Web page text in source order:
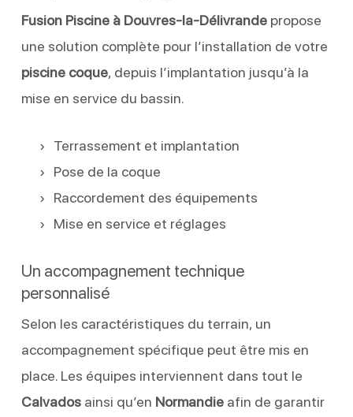
Fusion Piscine à Douvres-la-Délivrandepropose
une solution complète pour l’installation de votre
piscine coque, depuis l’implantation jusqu’à la
mise en service du bassin.
Terrassement et implantation
Pose de la coque
Raccordement des équipements
Mise en service et réglages
Un accompagnement technique
personnalisé
Selon les caractéristiques du terrain, un
accompagnement spécifique peut être mis en
place. Les équipes interviennent dans tout le
Calvadosainsi qu’en Normandieafin de garantir